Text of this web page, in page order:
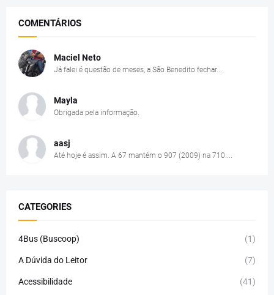
COMENTÁRIOS
Maciel Neto
Já falei é questão de meses, a São Benedito fechar...
Mayla
Obrigada pela informação.
aasj
Até hoje é assim. A 67 mantém o 907 (2009) na 710....
CATEGORIES
4Bus (Buscoop) (1)
A Dúvida do Leitor (7)
Acessibilidade (41)